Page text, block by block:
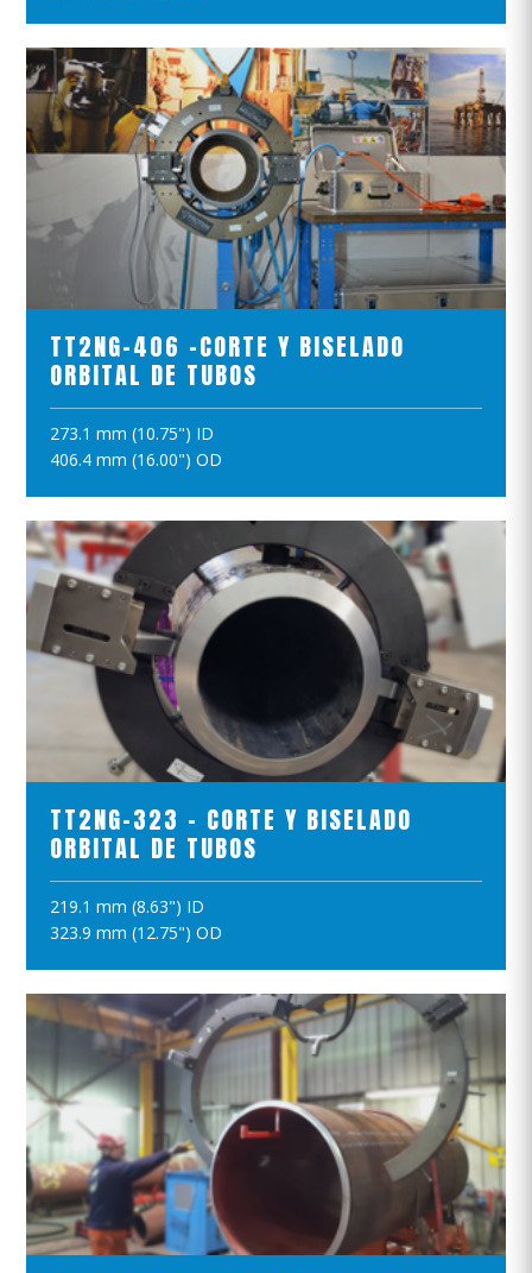
TT2NG-406 -CORTE Y BISELADO
ORBITAL DE TUBOS
273.1 mm (10.75") ID
406.4 mm (16.00") OD
VER EL PRODUCTO
AÑADIR A LA CESTA
TT2NG-323 - CORTE Y BISELADO
ORBITAL DE TUBOS
219.1 mm (8.63") ID
323.9 mm (12.75") OD
VER EL PRODUCTO
AÑADIR A LA CESTA
VER EL PRODUCTO